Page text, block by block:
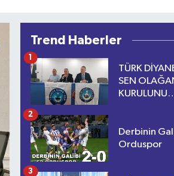
Trend Haberler
TÜRK
SEN
KURULUNU
1
Derbinin
Orduspor
2
3